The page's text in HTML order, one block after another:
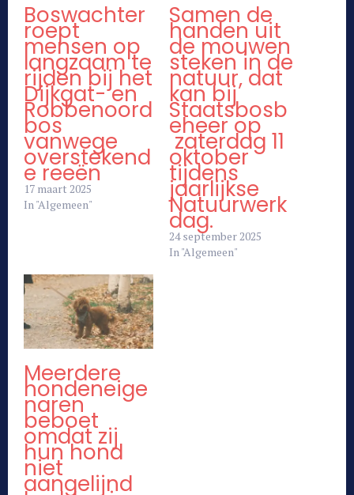
Boswachter
roept
mensen op
langzaam te
rijden bij het
Dijkgat- en
Robbenoord
bos
vanwege
overstekend
e reeën
17 maart 2025
In "Algemeen"
Samen de
handen uit
de mouwen
steken in de
natuur, dat
kan bij
Staatsbosb
eheer op
zaterdag 11
oktober
tijdens
jaarlijkse
Natuurwerk
dag.
24 september 2025
In "Algemeen"
Meerdere
hondeneige
naren
beboet
omdat zij
hun hond
niet
aangelijnd